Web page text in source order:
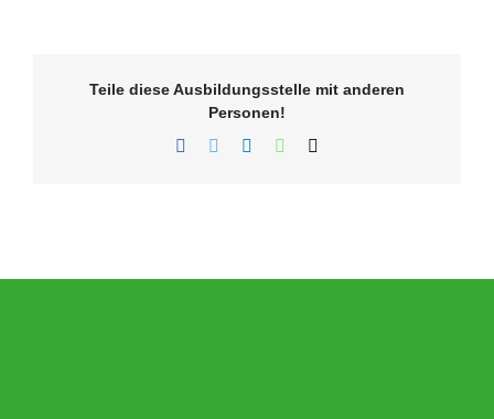
Teile diese Ausbildungsstelle mit anderen
Personen!
Facebook
TwitterLinkedInWhatsApp